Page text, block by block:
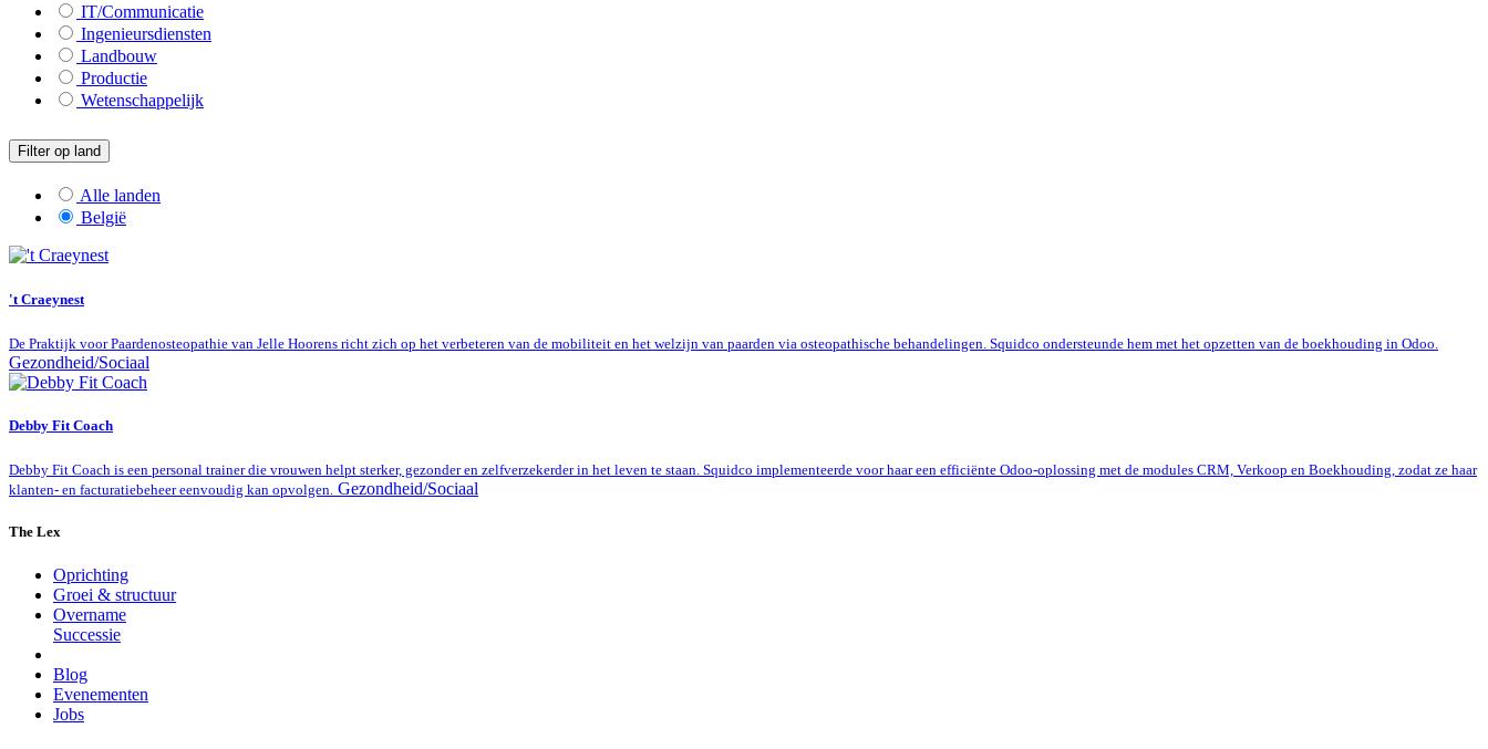
IT/Communicatie
Ingenieursdiensten
Landbouw
Productie
Wetenschappelijk
Filter op land
Alle landen
België
't Craeynest
De Praktijk voor Paardenosteopathie van Jelle Hoorens richt zich op het verbeteren van de mobiliteit en het welzijn van paarden via osteopathische behandelingen. Squidco ondersteunde hem met het opzetten van de boekhouding in Odoo.
Gezondheid/Sociaal
Debby Fit Coach
Debby Fit Coach is een personal trainer die vrouwen helpt sterker, gezonder en zelfverzekerder in het leven te staan. Squidco implementeerde voor haar een efficiënte Odoo-oplossing met de modules CRM, Verkoop en Boekhouding, zodat ze haar
klanten- en facturatiebeheer eenvoudig kan opvolgen. Gezondheid/Sociaal
The Lex
Oprichting
Groei & structuur
Overname
Successie
Blog
Evenementen
Jobs